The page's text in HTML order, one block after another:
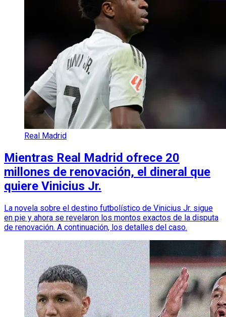
Real Madrid
Mientras Real Madrid ofrece 20
millones de renovación, el dineral que
quiere Vinicius Jr.
La novela sobre el destino futbolístico de Vinicius Jr. sigue
en pie y ahora se revelaron los montos exactos de la disputa
de renovación. A continuación, los detalles del caso.